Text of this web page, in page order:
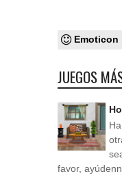
Emoticon
JUEGOS
favor,